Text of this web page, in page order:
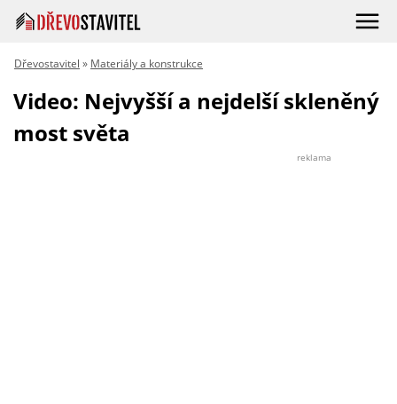
Dřevostavitel » Materiály a konstrukce
Video: Nejvyšší a nejdelší skleněný
most světa
reklama